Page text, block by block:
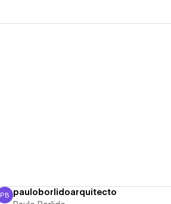
Paulo Borlido
PB pauloborlidoarquitecto